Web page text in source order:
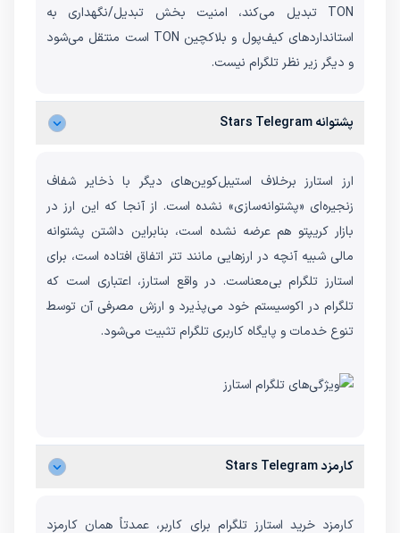
TON تبدیل می‌کند، امنیت بخش تبدیل/نگهداری به
استانداردهای کیف‌پول و بلاکچین TON است منتقل می‌شود
و دیگر زیر نظر تلگرام نیست.
پشتوانه Stars Telegram
ارز استارز برخلاف استیبل‌کوین‌های دیگر با ذخایر شفاف
زنجیره‌ای «پشتوانه‌سازی» نشده است. از آنجا که این ارز در
بازار کریپتو هم عرضه نشده است، بنابراین داشتن پشتوانه
مالی شبیه آنچه در ارزهایی مانند تتر اتفاق افتاده است، برای
استارز تلگرام بی‌معناست. در واقع استارز، اعتباری است که
تلگرام در اکوسیستم خود می‌پذیرد و ارزش مصرفی‌ آن توسط
تنوع خدمات و پایگاه کاربری تلگرام تثبیت می‌شود.
کارمزد Stars Telegram
کارمزد خرید استارز تلگرام برای کاربر، عمدتاً همان کارمزد